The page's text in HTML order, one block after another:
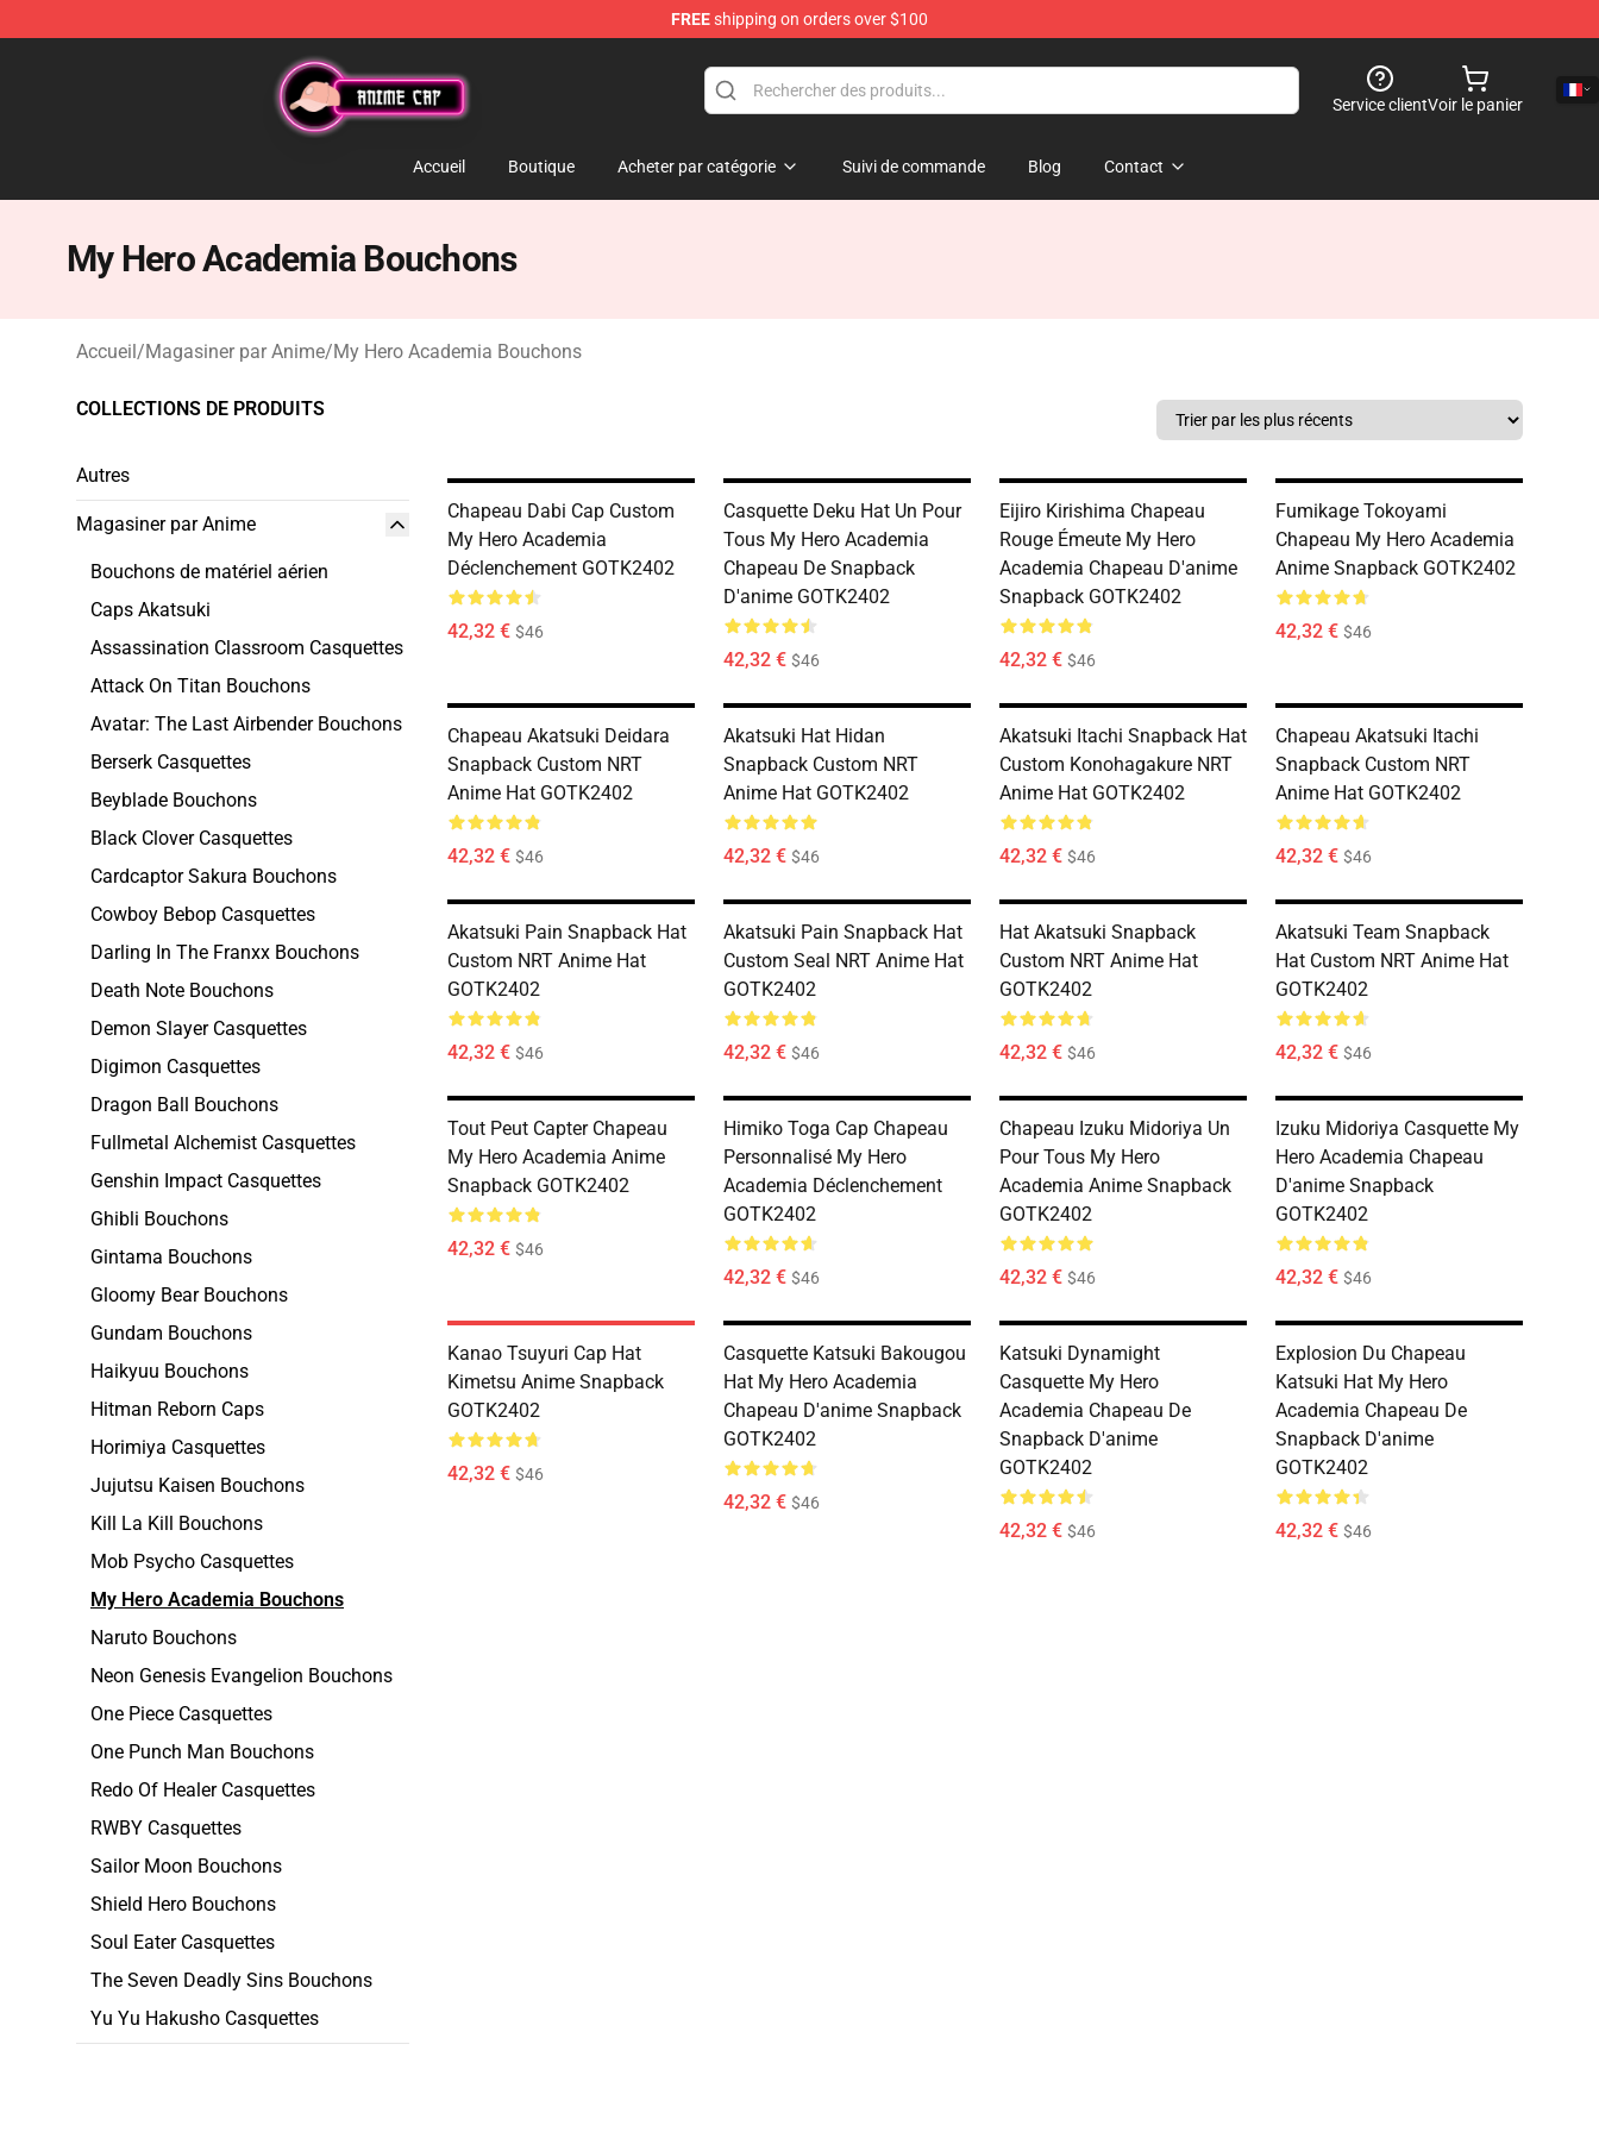
FREEshipping on orders over $100
Anime Cap Shop - The Best Store of Anime Cap
Service clientVoir le panier
Accueil Boutique Acheter par catégorie Suivi de commande Blog Contact
My Hero Academia Bouchons
Accueil/Magasiner par Anime/My Hero Academia Bouchons
COLLECTIONS DE PRODUITS
Autres
Magasiner par Anime
Bouchons de matériel aérien
Caps Akatsuki
Assassination Classroom Casquettes
Attack On Titan Bouchons
Avatar: The Last Airbender Bouchons
Berserk Casquettes
Beyblade Bouchons
Black Clover Casquettes
Cardcaptor Sakura Bouchons
Cowboy Bebop Casquettes
Darling In The Franxx Bouchons
Death Note Bouchons
Demon Slayer Casquettes
Digimon Casquettes
Dragon Ball Bouchons
Fullmetal Alchemist Casquettes
Genshin Impact Casquettes
Ghibli Bouchons
Gintama Bouchons
Gloomy Bear Bouchons
Gundam Bouchons
Haikyuu Bouchons
Hitman Reborn Caps
Horimiya Casquettes
Jujutsu Kaisen Bouchons
Kill La Kill Bouchons
Mob Psycho Casquettes
My Hero Academia Bouchons
Naruto Bouchons
Neon Genesis Evangelion Bouchons
One Piece Casquettes
One Punch Man Bouchons
Redo Of Healer Casquettes
RWBY Casquettes
Sailor Moon Bouchons
Shield Hero Bouchons
Soul Eater Casquettes
The Seven Deadly Sins Bouchons
Yu Yu Hakusho Casquettes
Chapeau Dabi Cap Custom
My Hero Academia
Déclenchement GOTK2402
42,32 € $46
Casquette Deku Hat Un Pour
Tous My Hero Academia
Chapeau De Snapback
D'anime GOTK2402
42,32 € $46
Eijiro Kirishima Chapeau
Rouge Émeute My Hero
Academia Chapeau D'anime
Snapback GOTK2402
42,32 € $46
Fumikage Tokoyami
Chapeau My Hero Academia
Anime Snapback GOTK2402
42,32 € $46
Chapeau Akatsuki Deidara
Snapback Custom NRT
Anime Hat GOTK2402
42,32 € $46
Akatsuki Hat Hidan
Snapback Custom NRT
Anime Hat GOTK2402
42,32 € $46
Akatsuki Itachi Snapback Hat
Custom Konohagakure NRT
Anime Hat GOTK2402
42,32 € $46
Chapeau Akatsuki Itachi
Snapback Custom NRT
Anime Hat GOTK2402
42,32 € $46
Akatsuki Pain Snapback Hat
Custom NRT Anime Hat
GOTK2402
42,32 € $46
Akatsuki Pain Snapback Hat
Custom Seal NRT Anime Hat
GOTK2402
42,32 € $46
Hat Akatsuki Snapback
Custom NRT Anime Hat
GOTK2402
42,32 € $46
Akatsuki Team Snapback
Hat Custom NRT Anime Hat
GOTK2402
42,32 € $46
Tout Peut Capter Chapeau
My Hero Academia Anime
Snapback GOTK2402
42,32 € $46
Himiko Toga Cap Chapeau
Personnalisé My Hero
Academia Déclenchement
GOTK2402
42,32 € $46
Chapeau Izuku Midoriya Un
Pour Tous My Hero
Academia Anime Snapback
GOTK2402
42,32 € $46
Izuku Midoriya Casquette My
Hero Academia Chapeau
D'anime Snapback
GOTK2402
42,32 € $46
Kanao Tsuyuri Cap Hat
Kimetsu Anime Snapback
GOTK2402
42,32 € $46
Casquette Katsuki Bakougou
Hat My Hero Academia
Chapeau D'anime Snapback
GOTK2402
42,32 € $46
Katsuki Dynamight
Casquette My Hero
Academia Chapeau De
Snapback D'anime
GOTK2402
42,32 € $46
Explosion Du Chapeau
Katsuki Hat My Hero
Academia Chapeau De
Snapback D'anime
GOTK2402
42,32 € $46